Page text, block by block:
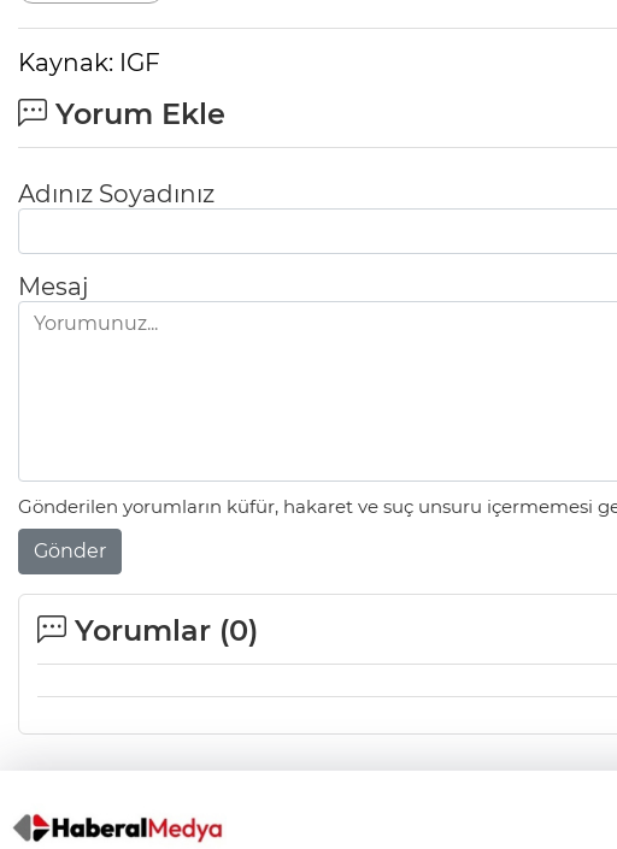
Kaynak: IGF
Yorum Ekle
Adınız Soyadınız
Mesaj
Gönderilen yorumların küfür, hakaret ve suç unsuru içermemesi
Gönder
Yorumlar (0)